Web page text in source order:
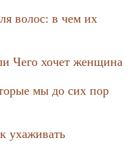
волос: в чем их
Чего хочет женщина
мы до сих пор
ухаживать